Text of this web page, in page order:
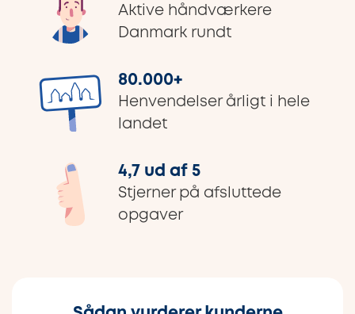
Aktive håndværkere
Danmark rundt
80.000+
Henvendelser årligt i hele
landet
4,7 ud af 5
Stjerner på afsluttede
opgaver